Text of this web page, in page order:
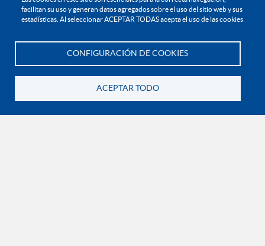
facilitan su uso y generan datos agregados sobre el uso del sitio web y sus
estadísticas. Al seleccionar ACEPTAR TODAS acepta el uso de las cookies
CONFIGURACIÓN DE COOKIES
ACEPTAR TODO
Carrera 73A No. 81B – 70.
Edificio Diego Jaramillo - Piso 7
direccion.juridica@uniminuto.edu